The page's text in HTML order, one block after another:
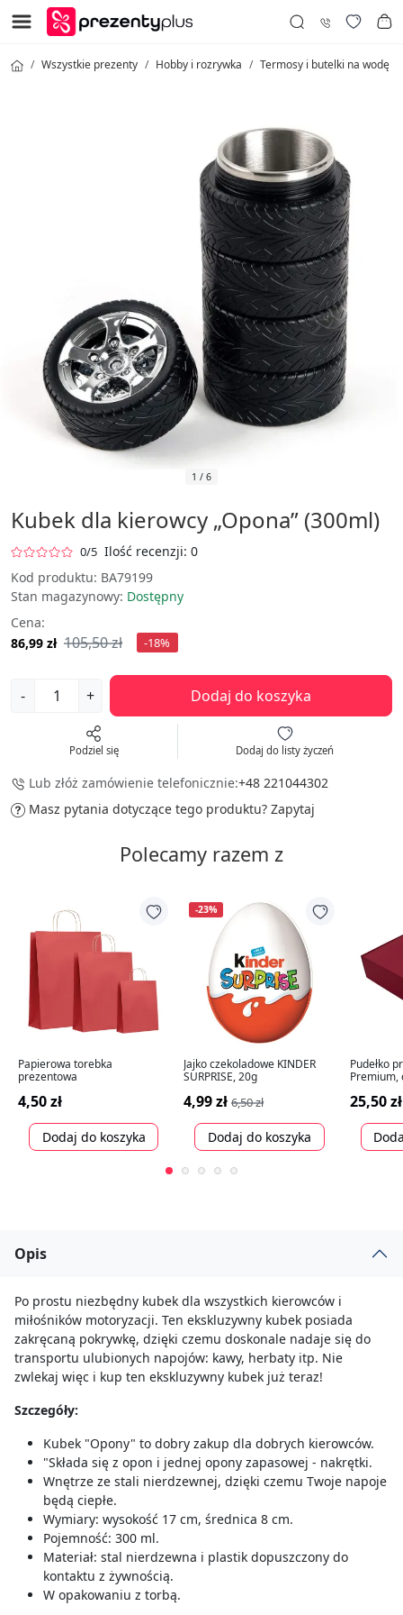
Wszystkie prezenty Hobby i rozrywka Termosy i butelki na wodę
1 / 6
Kubek dla kierowcy „Opona” (300ml)
0/5 Ilość recenzji: 0
Kod produktu: BA79199
Stan magazynowy: Dostępny
Cena:
86,99 zł 105,50 zł -18%
- + Dodaj do koszyka
Podziel się Dodaj do listy życzeń
Lub złóż zamówienie telefonicznie:+48 221044302
Masz pytania dotyczące tego produktu? Zapytaj
Polecamy razem z
Papierowa torebka
prezentowa
4,50 zł
Dodaj do koszyka
-23%
Jajko czekoladowe KINDER
SURPRISE, 20g
4,99 zł 6,50 zł
Dodaj do koszyka
Pudełko
Premium,
25,50 zł
Opis
Po prostu niezbędny kubek dla wszystkich kierowców i
miłośników motoryzacji. Ten ekskluzywny kubek posiada
zakręcaną pokrywkę, dzięki czemu doskonale nadaje się do
transportu ulubionych napojów: kawy, herbaty itp. Nie
zwlekaj więc i kup ten ekskluzywny kubek już teraz!
Szczegóły:
Kubek "Opony" to dobry zakup dla dobrych kierowców.
"Składa się z opon i jednej opony zapasowej - nakrętki.
Wnętrze ze stali nierdzewnej, dzięki czemu Twoje napoje
będą ciepłe.
Wymiary: wysokość 17 cm, średnica 8 cm.
Pojemność: 300 ml.
Materiał: stal nierdzewna i plastik dopuszczony do
kontaktu z żywnością.
W opakowaniu z torbą.